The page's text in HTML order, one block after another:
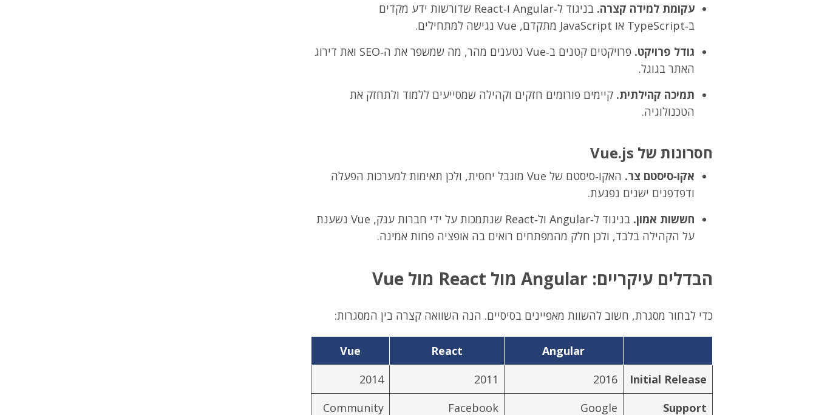
עקומת למידה קצרה.
בניגוד ל‑Angular ו‑React שדורשות ידע מקדים
ב‑TypeScript או JavaScript מתקדם, Vue נגישה למתחילים.
גודל פרויקט.
פרויקטים קטנים ב‑Vue נטענים מהר, מה שמשפר את ה‑SEO ואת דירוג
האתר בגוגל.
תמיכה קהילתית. קיימים פורומים חזקים וקהילה שמסייעים ללמוד ולתחזק את
הטכנולוגיה.
חסרונות של Vue.js
אקו‑סיסטם צר.
האקו‑סיסטם של Vue מוגבל יחסית, ולכן תאימות למערכות הפעלה
ודפדפנים ישנים נפגעת.
חששות אמון.
בניגוד ל‑Angular ול‑React שנתמכות על ידי חברות ענק, Vue נשענת
על הקהילה בלבד, ולכן חלק מהמפתחים רואים בה אופציה פחות אמינה.
הבדלים עיקריים: Angular מול React מול Vue
כדי לבחור מסגרת, חשוב להשוות מאפיינים בסיסיים. הנה השוואה קצרה בין המסגרות:
Angular
React
Vue
Initial Release
2016
2011
2014
Support
Google
Facebook
Community